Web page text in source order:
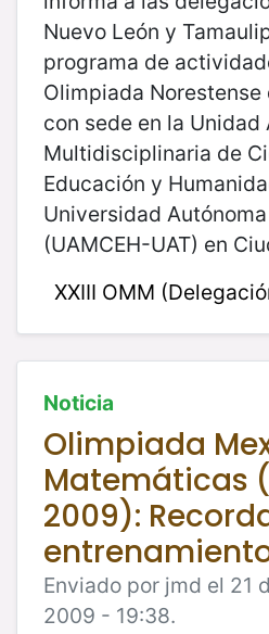
Nuevo León y
programa de
Olimpiada
con sede en la Unidad
Multidisciplinaria de
Educación y
Universidad
(UAMCEH-UAT) en
XXIII OMM
Noticia
Olimpiada
Matemáticas
2009):
Enviado por jmd el 21
2009 - 19:38.